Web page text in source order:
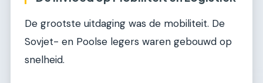
De grootste uitdaging was de mobiliteit. De
Sovjet- en Poolse legers waren gebouwd op
snelheid.